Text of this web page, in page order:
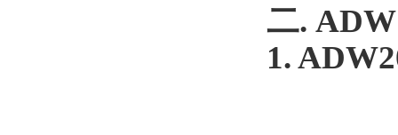
二. ADW
1.